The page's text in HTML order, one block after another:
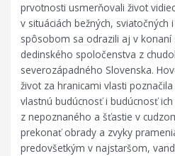
prvotnosti usmerňovali život
v situáciách bežných,
spôsobom sa odrazili aj v konaní
dedinského spoločenstva z
severozápadného Slovenska.
život za hranicami vlasti
vlastnú budúcnosť i budúcnosť ich
z nepoznaného a šťastie v
prekonať obrady a zvyky
predovšetkým v najstaršom,